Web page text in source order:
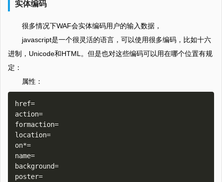
实体编码
很多情况下WAF会实体编码用户的输入数据，
javascript是一个很灵活的语言，可以使用很多编码，比如十六
进制，Unicode和HTML。但是也对这些编码可以用在哪个位置有规
定：
属性：
href=
action=
formaction=
location=
on*=
name=
background=
poster=